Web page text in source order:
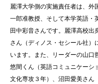
麗澤大学側の実施責任者は、外
一郎准教授、そして本学英語・
田中彩音さんです。麗澤高校出
さん（ディノス・セシール社）
います。また、リーダーの山口
悠間くん（英語コミュニケーシ
文化専攻３年）、沼田愛美さん